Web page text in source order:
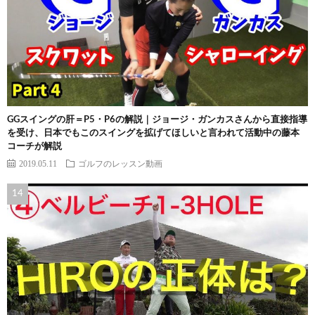
GGスイングの肝＝P5・P6の解説｜ジョージ・ガンカスさんから直接指導
を受け、日本でもこのスイングを拡げてほしいと言われて活動中の藤本
コーチが解説
2019.05.11 ゴルフのレッスン動画